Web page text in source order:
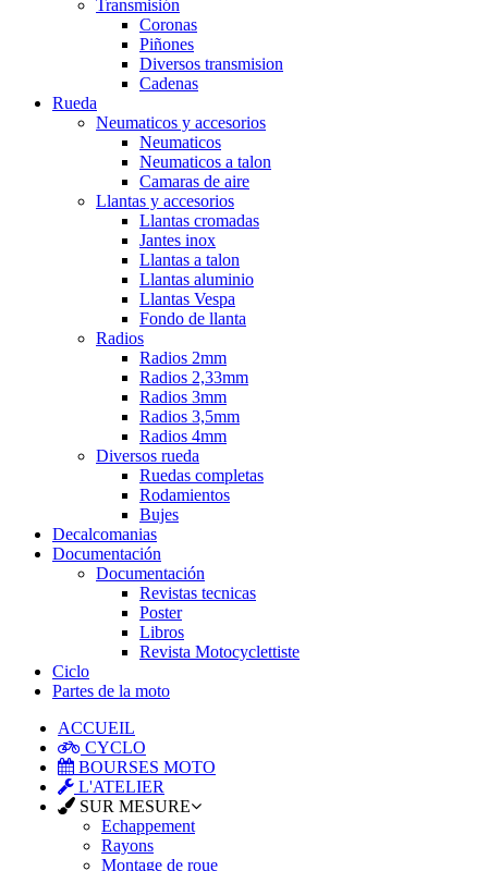
Transmisión
Coronas
Piñones
Diversos transmision
Cadenas
Rueda
Neumaticos y accesorios
Neumaticos
Neumaticos a talon
Camaras de aire
Llantas y accesorios
Llantas cromadas
Jantes inox
Llantas a talon
Llantas aluminio
Llantas Vespa
Fondo de llanta
Radios
Radios 2mm
Radios 2,33mm
Radios 3mm
Radios 3,5mm
Radios 4mm
Diversos rueda
Ruedas completas
Rodamientos
Bujes
Decalcomanias
Documentación
Documentación
Revistas tecnicas
Poster
Libros
Revista Motocyclettiste
Ciclo
Partes de la moto
ACCUEIL
CYCLO
BOURSES MOTO
L'ATELIER
SUR MESURE
Echappement
Rayons
Montage de roue